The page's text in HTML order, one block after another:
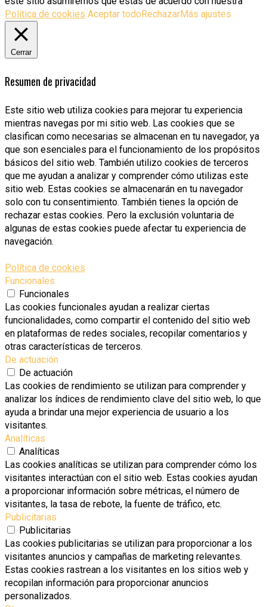
Política de cookies Aceptar todoRechazarMás ajustes
Cerrar
Resumen de privacidad
Este sitio web utiliza cookies para mejorar tu experiencia
mientras navegas por mi sitio web. Las cookies que se
clasifican como necesarias se almacenan en tu navegador, ya
que son esenciales para el funcionamiento de los propósitos
básicos del sitio web. También utilizo cookies de terceros
que me ayudan a analizar y comprender cómo utilizas este
sitio web. Estas cookies se almacenarán en tu navegador
solo con tu consentimiento. También tienes la opción de
rechazar estas cookies. Pero la exclusión voluntaria de
algunas de estas cookies puede afectar tu experiencia de
navegación.
Política de cookies
Funcionales
Funcionales
Las cookies funcionales ayudan a realizar ciertas
funcionalidades, como compartir el contenido del sitio web
en plataformas de redes sociales, recopilar comentarios y
otras características de terceros.
De actuación
De actuación
Las cookies de rendimiento se utilizan para comprender y
analizar los índices de rendimiento clave del sitio web, lo que
ayuda a brindar una mejor experiencia de usuario a los
visitantes.
Analíticas
Analíticas
Las cookies analíticas se utilizan para comprender cómo los
visitantes interactúan con el sitio web. Estas cookies ayudan
a proporcionar información sobre métricas, el número de
visitantes, la tasa de rebote, la fuente de tráfico, etc.
Publicitarias
Publicitarias
Las cookies publicitarias se utilizan para proporcionar a los
visitantes anuncios y campañas de marketing relevantes.
Estas cookies rastrean a los visitantes en los sitios web y
recopilan información para proporcionar anuncios
personalizados.